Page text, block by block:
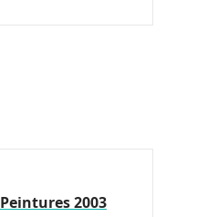
Peintures 2003